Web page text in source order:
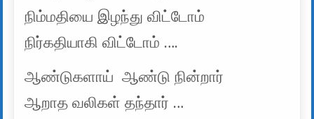
நிம்மதியை இழந்து விட்டோம்
நிர்கதியாகி விட்டோம் ….
ஆண்டுகளாய் ஆண்டு நின்றார்
ஆறாத வலிகள் தந்தார் …